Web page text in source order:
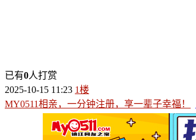
已有0人打赏
2025-10-15 11:23 1楼
MY0511相亲，一分钟注册，享一辈子幸福！